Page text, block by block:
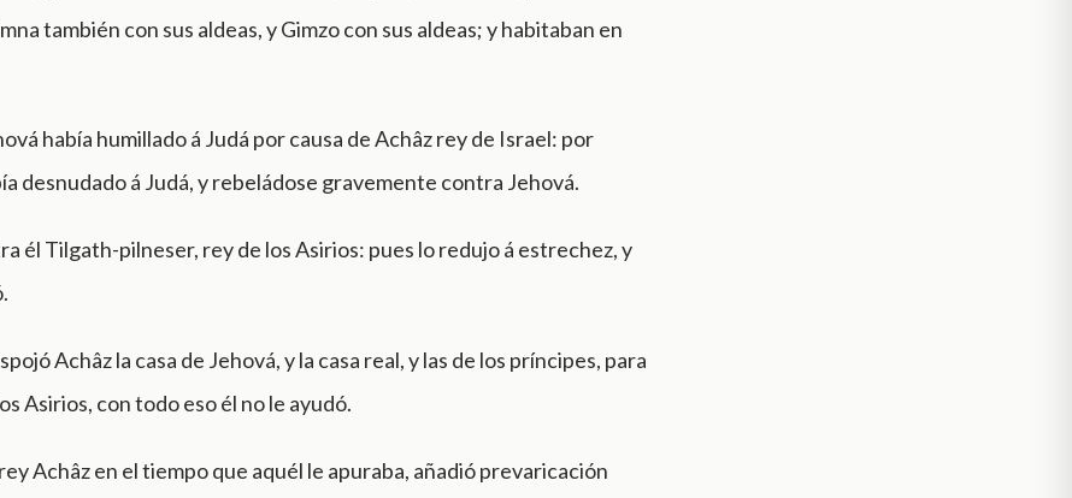
también con sus aldeas, y Gimzo con sus aldeas; y habitaban en
había humillado á Judá por causa de Achâz rey de Israel: por
desnudado á Judá, y rebeládose gravemente contra Jehová.
él Tilgath-pilneser, rey de los Asirios: pues lo redujo á estrechez, y
Achâz la casa de Jehová, y la casa real, y las de los príncipes, para
Asirios, con todo eso él no le ayudó.
Achâz en el tiempo que aquél le apuraba, añadió prevaricación